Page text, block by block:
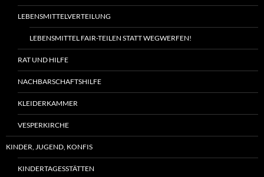
LEBENSMITTELVERTEILUNG
LEBENSMITTEL FAIR-TEILEN STATT WEGWERFEN!
RAT UND HILFE
NACHBARSCHAFTSHILFE
KLEIDERKAMMER
VESPERKIRCHE
KINDER, JUGEND, KONFIS
KINDERTAGESSTÄTTEN